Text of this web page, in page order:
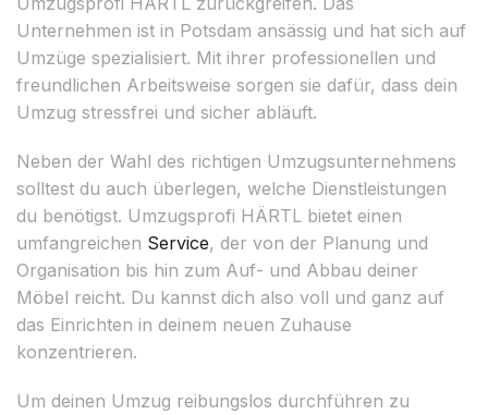
Unternehmen ist in Potsdam ansässig und hat sich auf
Umzüge spezialisiert. Mit ihrer professionellen und
freundlichen Arbeitsweise sorgen sie dafür, dass dein
Umzug stressfrei und sicher abläuft.
Neben der Wahl des richtigen Umzugsunternehmens
solltest du auch überlegen, welche Dienstleistungen
du benötigst. Umzugsprofi HÄRTL bietet einen
umfangreichen Service, der von der Planung und
Organisation bis hin zum Auf- und Abbau deiner
Möbel reicht. Du kannst dich also voll und ganz auf
das Einrichten in deinem neuen Zuhause
konzentrieren.
Um deinen Umzug reibungslos durchführen zu